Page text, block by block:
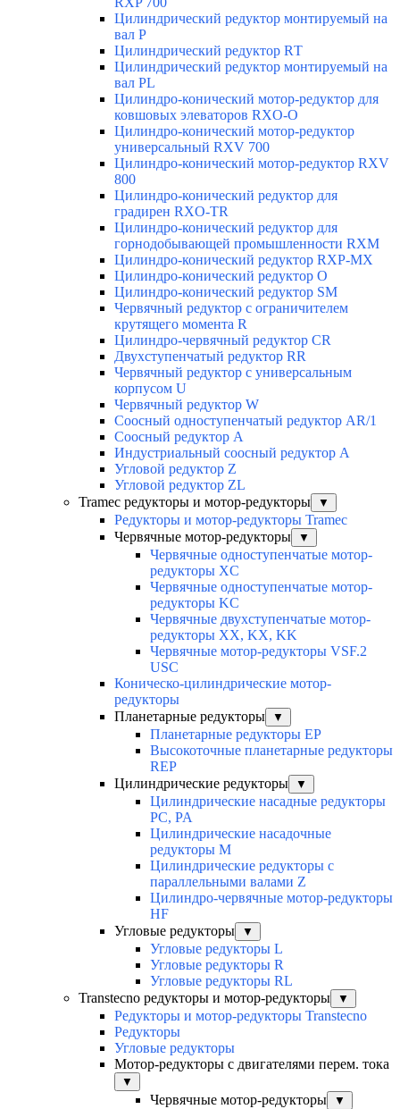
Цилиндрический редуктор монтируемый на
вал Р
Цилиндрический редуктор RТ
Цилиндрический редуктор монтируемый на
вал РL
Цилиндро-конический мотор-редуктор для
ковшовых элеваторов RXO-O
Цилиндро-конический мотор-редуктор
универсальный RXV 700
Цилиндро-конический мотор-редуктор RXV
800
Цилиндро-конический редуктор для
градирен RXO-TR
Цилиндро-конический редуктор для
горнодобывающей промышленности RXМ
Цилиндро-конический редуктор RXP-MX
Цилиндро-конический редуктор О
Цилиндро-конический редуктор SM
Червячный редуктор с ограничителем
крутящего момента R
Цилиндро-червячный редуктор СR
Двухступенчатый редуктор RR
Червячный редуктор с универсальным
корпусом U
Червячный редуктор W
Соосный одноступенчатый редуктор AR/1
Соосный редуктор А
Индустриальный соосный редуктор А
Угловой редуктор Z
Угловой редуктор ZL
Tramec редукторы и мотор-редукторы
▼
Редукторы и мотор-редукторы Tramec
Червячные мотор-редукторы
▼
Червячные одноступенчатые мотор-
редукторы XC
Червячные одноступенчатые мотор-
редукторы KC
Червячные двухступенчатые мотор-
редукторы XX, KX, KK
Червячные мотор-редукторы VSF.2
USC
Коническо-цилиндрические мотор-
редукторы
Планетарные редукторы
▼
Планетарные редукторы EP
Высокоточные планетарные редукторы
REP
Цилиндрические редукторы
▼
Цилиндрические насадные редукторы
PC, PA
Цилиндрические насадочные
редукторы M
Цилиндрические редукторы с
параллельными валами Z
Цилиндро-червячные мотор-редукторы
HF
Угловые редукторы
▼
Угловые редукторы L
Угловые редукторы R
Угловые редукторы RL
Transtecno редукторы и мотор-редукторы
▼
Редукторы и мотор-редукторы Transtecno
Редукторы
Угловые редукторы
Мотор-редукторы с двигателями перем. тока
▼
Червячные мотор-редукторы ▼